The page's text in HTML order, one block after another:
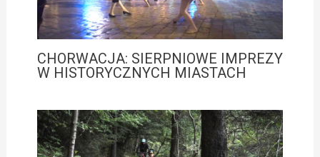
CHORWACJA: SIERPNIOWE IMPREZY
W HISTORYCZNYCH MIASTACH